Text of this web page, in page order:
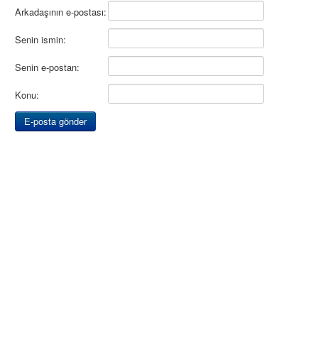
Arkadaşının e-postası:
Senin ismin:
Senin e-postan:
Konu: